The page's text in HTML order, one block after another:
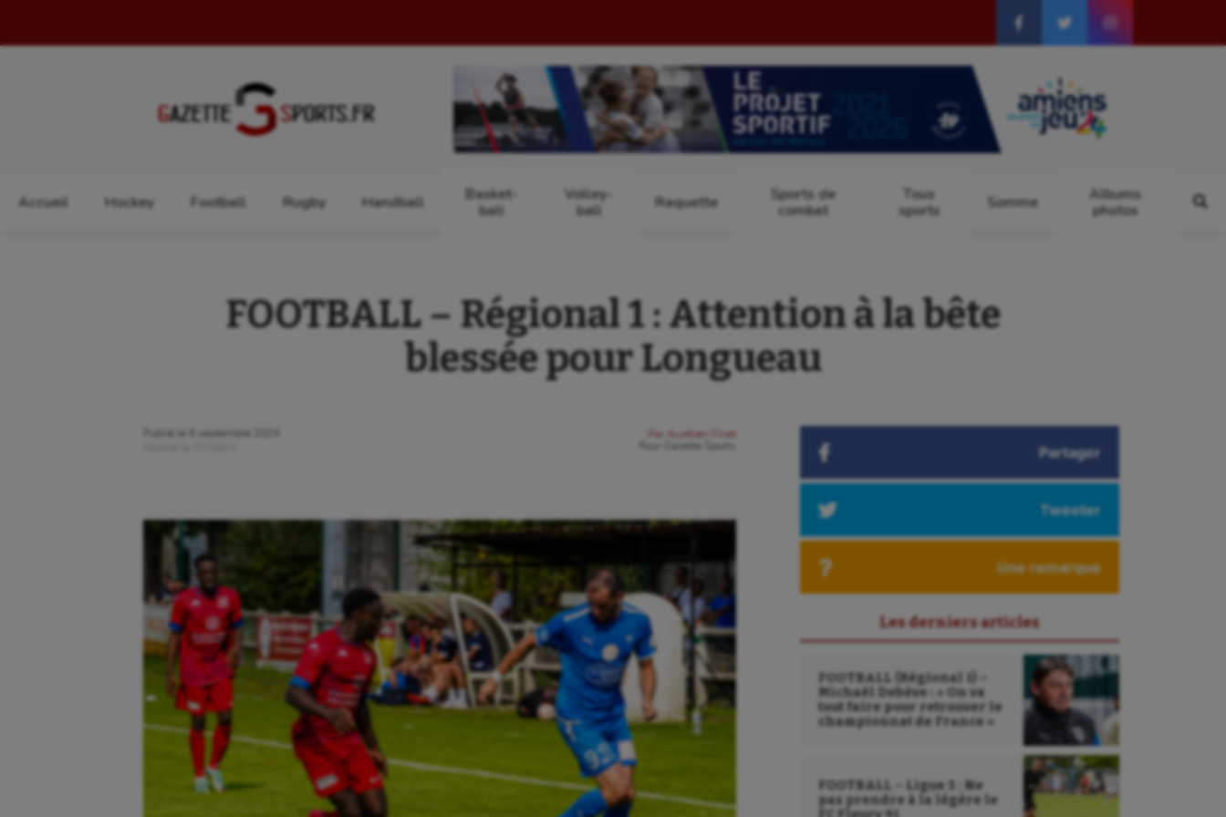
Accueil Hockey Football Rugby Handball
Basket-
ball
Volley-
ball
Raquette
Sports de
combat
Tous
sports
Somme
Albums
photos
FOOTBALL – Régional 1 : Attention à la bête
blessée pour Longueau
Publié le
6 septembre 2024
Par
Aurélien Finet
Gazette Sports Partager
Tweeter
Une remarque
Les derniers articles
FOOTBALL (Régional 1) –
Michaël Debève : « On va
tout faire pour retrouver le
championnat de France »
FOOTBALL – Ligue 3 : Ne
pas prendre à la légère le